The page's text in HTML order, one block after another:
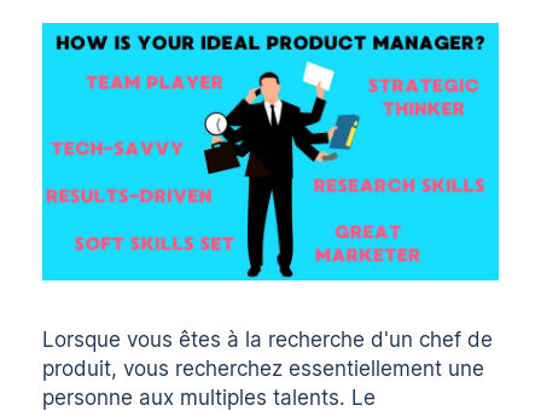
Lorsque vous êtes à la recherche d'un chef de
produit, vous recherchez essentiellement une
personne aux multiples talents. Le